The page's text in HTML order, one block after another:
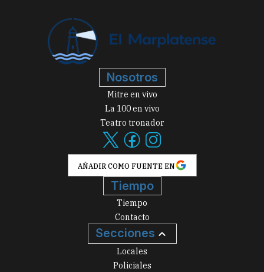
Nosotros
Mitre en vivo
La 100 en vivo
Teatro tronador
AÑADIR COMO FUENTE EN
Tiempo
Tiempo
Contacto
Secciones
Locales
Policiales